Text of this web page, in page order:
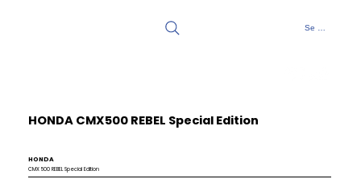
Se connecter
HONDA CMX500 REBEL Special Edition
HONDA
CMX 500 REBEL Special Edition